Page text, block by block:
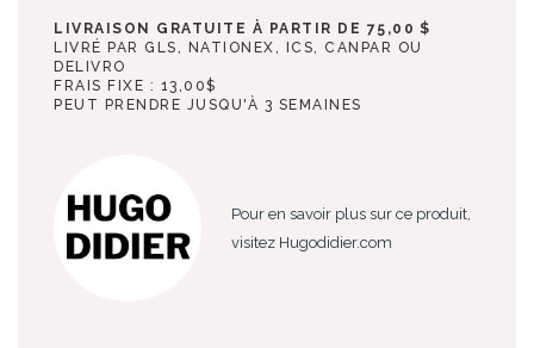
LIVRAISON GRATUITE À PARTIR DE 75,00 $
LIVRÉ PAR GLS, NATIONEX, ICS, CANPAR OU
DELIVRO
FRAIS FIXE : 13,00$
PEUT PRENDRE JUSQU'À 3 SEMAINES
Pour en savoir plus sur ce produit,
visitez Hugodidier.com